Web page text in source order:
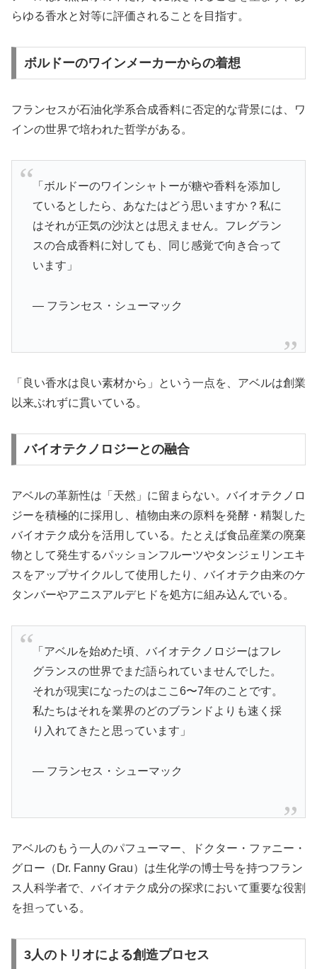
らゆる香水と対等に評価されることを目指す。
ボルドーのワインメーカーからの着想
フランセスが石油化学系合成香料に否定的な背景には、ワ
インの世界で培われた哲学がある。
「ボルドーのワインシャトーが糖や香料を添加し
ているとしたら、あなたはどう思いますか？私に
はそれが正気の沙汰とは思えません。フレグラン
スの合成香料に対しても、同じ感覚で向き合って
います」
— フランセス・シューマック
「良い香水は良い素材から」という一点を、アベルは創業
以来ぶれずに貫いている。
バイオテクノロジーとの融合
アベルの革新性は「天然」に留まらない。バイオテクノロ
ジーを積極的に採用し、植物由来の原料を発酵・精製した
バイオテク成分を活用している。たとえば食品産業の廃棄
物として発生するパッションフルーツやタンジェリンエキ
スをアップサイクルして使用したり、バイオテク由来のケ
タンバーやアニスアルデヒドを処方に組み込んでいる。
「アベルを始めた頃、バイオテクノロジーはフレ
グランスの世界でまだ語られていませんでした。
それが現実になったのはここ6〜7年のことです。
私たちはそれを業界のどのブランドよりも速く採
り入れてきたと思っています」
— フランセス・シューマック
アベルのもう一人のパフューマー、ドクター・ファニー・
グロー（Dr. Fanny Grau）は生化学の博士号を持つフラン
ス人科学者で、バイオテク成分の探求において重要な役割
を担っている。
3人のトリオによる創造プロセス